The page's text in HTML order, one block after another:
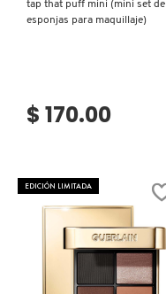
tap that puff mini (mini set de
esponjas para maquillaje)
$ 170.00
EDICIÓN LIMITADA